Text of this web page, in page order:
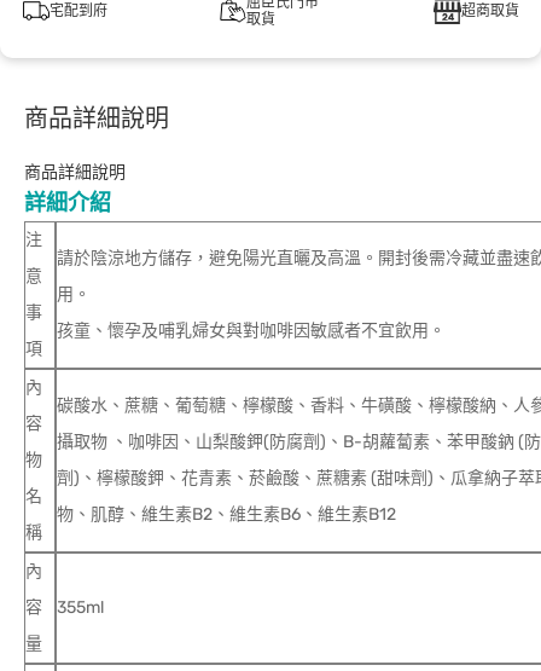
宅配到府
取貨
超商取貨
商品詳細說明
商品詳細說明
詳細介紹
注
意
事
項
請於陰涼地方儲存，避免陽光直曬及高溫。開封後需冷藏並盡速
用。
孩童、懷孕及哺乳婦女與對咖啡因敏感者不宜飲用。
內
容
物
名
稱
碳酸水、蔗糖、葡萄糖、檸檬酸、香料、牛磺酸、檸檬酸納、人
攝取物 、咖啡因、山梨酸鉀(防腐劑)、B-胡蘿蔔素、苯甲酸鈉 (
劑)、檸檬酸鉀、花青素、菸鹼酸、蔗糖素 (甜味劑)、瓜拿納子萃
物、肌醇、維生素B2、維生素B6、維生素B12
內
容
量
355ml